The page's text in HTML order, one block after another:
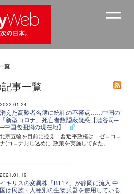
覧
事一覧
2022.01.24
消えた高齢者名簿に統計の不審点……中国の
「新型コロナ」死亡者数隠蔽疑惑【澁谷司─
─中国包囲網の現在地】
北京五輪を目前に控え、習近平政権は「ゼロコロ
ナ(コロナ封じ込め)」政策を実施してきた。
2021.01.19
イギリスの変異株「B117」が静岡に流入 中
国は民族・人種別の生物兵器を使用している